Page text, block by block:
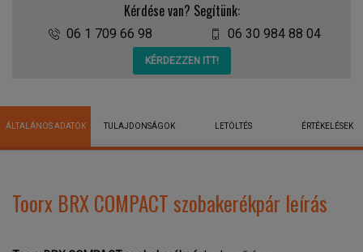
Kérdése van? Segítünk:
06 1 709 66 98 06 30 984 88 04
KÉRDEZZEN ITT!
ÁLTALÁNOS ADATOK TULAJDONSÁGOK LETÖLTÉS ÉRTÉKELÉSEK
Toorx BRX COMPACT szobakerékpár leírás